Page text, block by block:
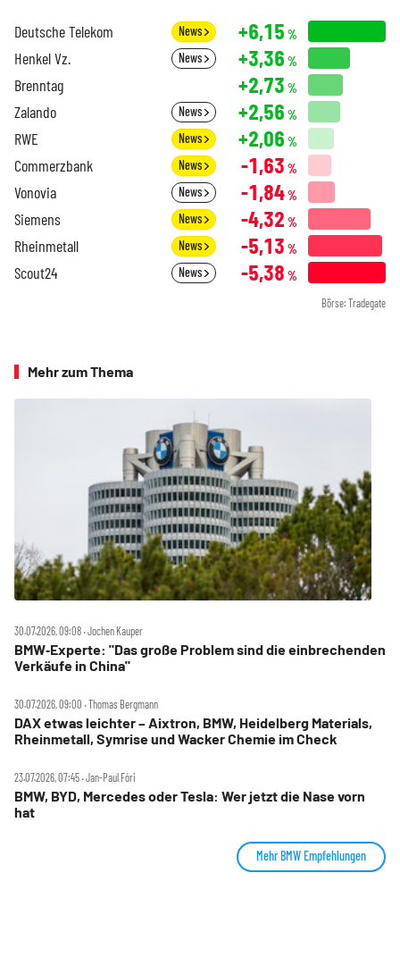
Deutsche Telekom News +6,15 %
Henkel Vz. News +3,36 %
Brenntag +2,73 %
Zalando News +2,56 %
RWE News +2,06 %
Commerzbank News -1,63 %
Vonovia News -1,84%
Siemens News -4,32 %
Rheinmetall News -5,13 %
Scout24 News -5,38 %
Börse: Tradegate
Mehr zum Thema
30.07.2026, 09:08 ‧ Jochen Kauper
BMW‑Experte: "Das große Problem sind die einbrechenden
Verkäufe in China"
30.07.2026, 09:00 ‧ Thomas Bergmann
DAX etwas leichter – Aixtron, BMW, Heidelberg Materials,
Rheinmetall, Symrise und Wacker Chemie im Check
23.07.2026, 07:45 ‧ Jan-Paul Fóri
BMW, BYD, Mercedes oder Tesla: Wer jetzt die Nase vorn
hat
Mehr BMW Empfehlungen